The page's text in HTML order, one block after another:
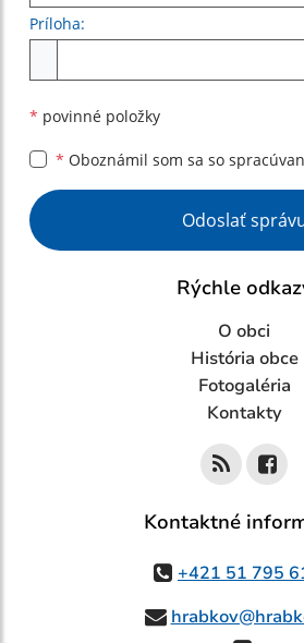
Príloha:
* povinné položky
* Oboznámil som sa so
Google reCaptcha Response
Odoslať
Rýchle
O obci
História obce
Fotogaléria
Kontakty
Kontaktné
+421 51 795